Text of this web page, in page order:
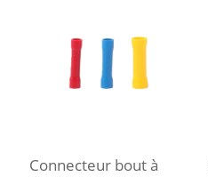
Connecteur bout à